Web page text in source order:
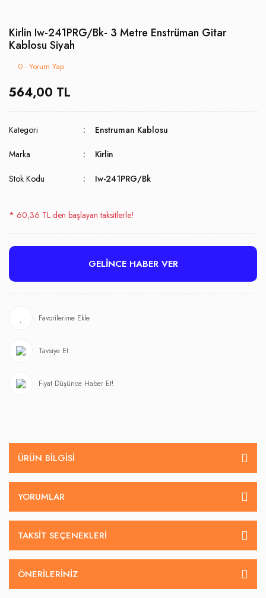
Kirlin Iw-241PRG/Bk- 3 Metre Enstrüman Gitar
Kablosu Siyah
0 - Yorum Yap
564,00 TL
Kategori Enstruman Kablosu
Marka Kirlin
Stok Kodu Iw-241PRG/Bk
* 60,36 TL den başlayan taksitlerle!
GELİNCE HABER VER
Tavsiye Et
Fiyat Düşünce Haber Et!
ÜRÜN BILGISI
YORUMLAR
TAKSIT SEÇENEKLERI
ÖNERILERINIZ